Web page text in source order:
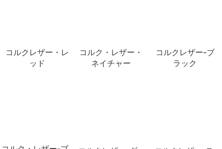
コルクレザー・レ
ッド
コルク・レザー・
ネイチャー
コルクレザー-ブ
ラック